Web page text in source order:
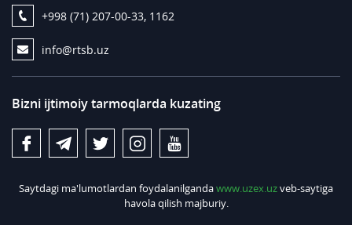
+998 (71) 207-00-33, 1162
info@rtsb.uz
Bizni ijtimoiy tarmoqlarda kuzating
Saytdagi ma'lumotlardan foydalanilgandawww.uzex.uzveb-saytiga
havola qilish majburiy.